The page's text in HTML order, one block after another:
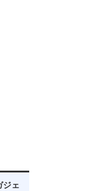
ジェ